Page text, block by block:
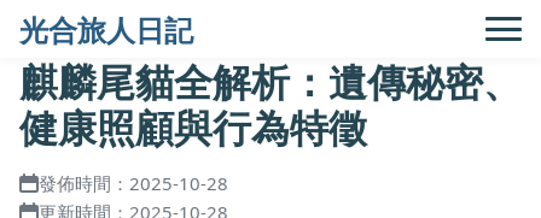
光合旅人日記
麒麟尾貓全解析：遺傳秘密、
健康照顧與行為特徵
發佈時間：2025-10-28
更新時間：2025-10-28